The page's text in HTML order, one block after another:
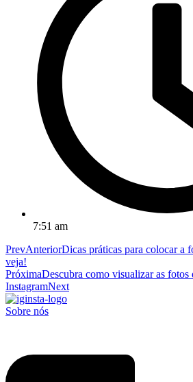
7:51 am
PrevAnteriorDicas práticas para colocar a
veja!
PróximaDescubra como visualizar as fotos
InstagramNext
Sobre nós